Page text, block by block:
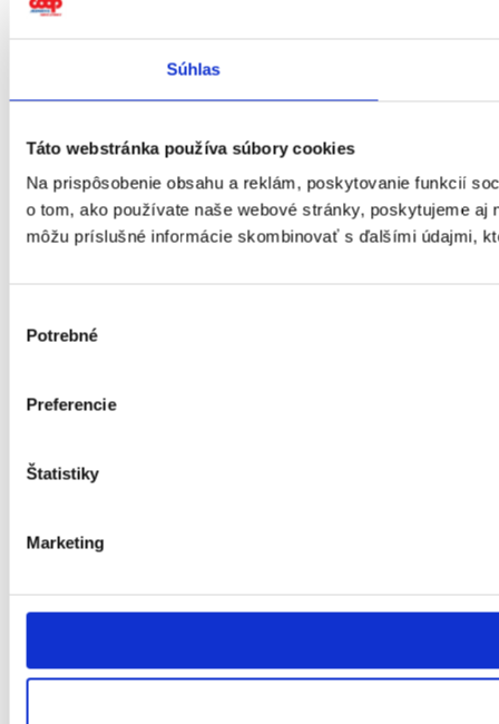
Súhlas
Táto webstránka používa súbory cookies
Na prispôsobenie obsahu a reklám, poskytovanie funkcií
o tom, ako používate naše webové stránky, poskytujeme
môžu príslušné informácie skombinovať s ďalšími údajmi,
súhlasu
Potrebné
Preferencie
Štatistiky
Marketing